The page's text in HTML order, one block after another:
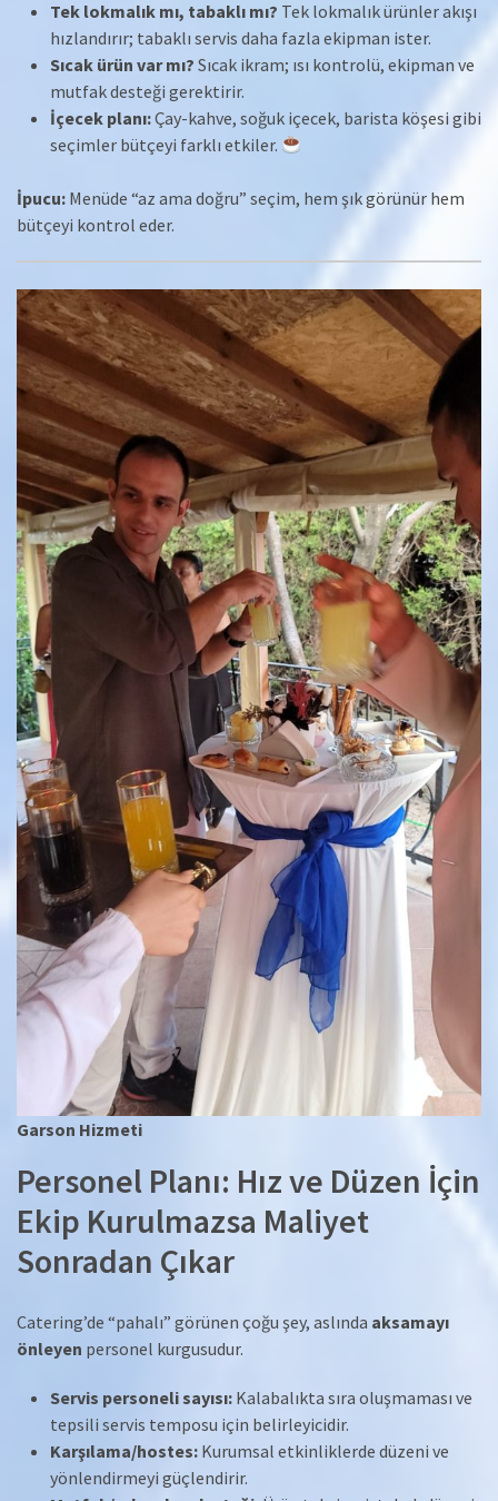
Tek lokmalık mı, tabaklı mı? Tek lokmalık ürünler akışı
hızlandırır; tabaklı servis daha fazla ekipman ister.
Sıcak ürün var mı? Sıcak ikram; ısı kontrolü, ekipman ve
mutfak desteği gerektirir.
İçecek planı:Çay-kahve, soğuk içecek, barista köşesi gibi
seçimler bütçeyi farklı etkiler.
İpucu: Menüde “az ama doğru” seçim, hem şık görünür hem
bütçeyi kontrol eder.
Garson Hizmeti
Personel Planı: Hız ve Düzen İçin
Ekip Kurulmazsa Maliyet
Sonradan Çıkar
Catering’de “pahalı” görünen çoğu şey, aslında aksamayı
önleyen personel kurgusudur.
Servis personeli sayısı: Kalabalıkta sıra oluşmaması ve
tepsili servis temposu için belirleyicidir.
Karşılama/hostes: Kurumsal etkinliklerde düzeni ve
yönlendirmeyi güçlendirir.